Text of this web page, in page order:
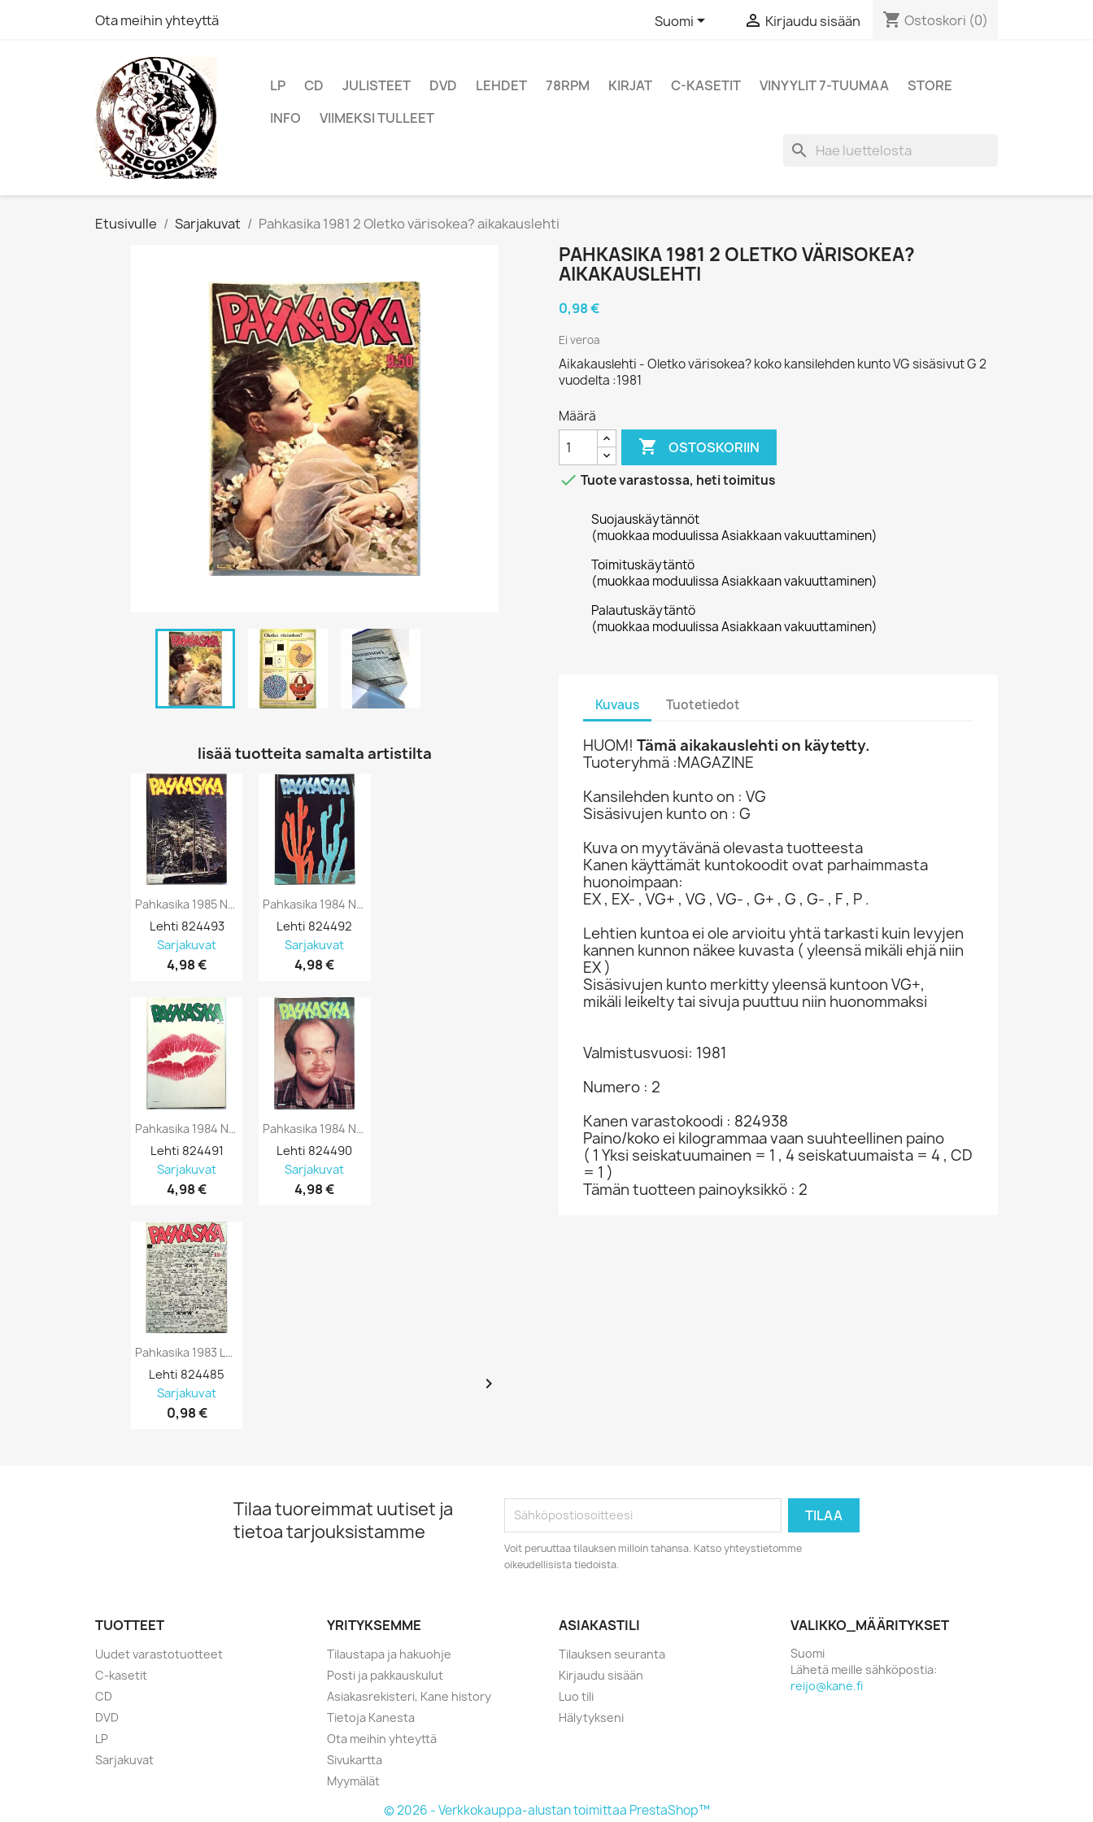
Ota meihin yhteyttä Suomi  Kirjaudu sisään shopping_cart Ostoskori (0)
LP CD JULISTEET DVD LEHDET 78RPM KIRJAT C-KASETIT VINYYLIT 7-TUUMAA
STORE
INFO
VIIMEKSI TULLEET
search
Etusivulle Sarjakuvat Pahkasika 1981 2 Oletko värisokea? aikakauslehti
lisää tuotteita samalta artistilta
Pahkasika 1985 No 1 Lehti 21 Uusi Kartano...
Lehti 824493
Sarjakuvat
4,98 €
Pahkasika 1984 No 3 Lehti 19 Suuri...
Lehti 824491
Sarjakuvat
4,98 €
Pahkasika 1983 Lehti 13 Tee Mitä Teet -...
Lehti 824485
Sarjakuvat
0,98 €
Pahkasika 1984 No 4 Lehti 20 Suuri...
Lehti 824492
Sarjakuvat
4,98 €
Pahkasika 1984 No 2 Lehti 18 Suuri...
Lehti 824490
Sarjakuvat
4,98 €
 
PAHKASIKA 1981 2 OLETKO VÄRISOKEA?
AIKAKAUSLEHTI
0,98 €
Ei veroa
Aikakauslehti - Oletko värisokea? koko kansilehden kunto VG sisäsivut G 2
vuodelta :1981
Määrä
 OSTOSKORIIN
 Tuote varastossa, heti toimitus
Suojauskäytännöt
(muokkaa moduulissa Asiakkaan vakuuttaminen)
Toimituskäytäntö
(muokkaa moduulissa Asiakkaan vakuuttaminen)
Palautuskäytäntö
(muokkaa moduulissa Asiakkaan vakuuttaminen)
Kuvaus Tuotetiedot
HUOM! Tämä aikakauslehti on käytetty.
Tuoteryhmä :MAGAZINE
Kansilehden kunto on : VG
Sisäsivujen kunto on : G
Kuva on myytävänä olevasta tuotteesta
Kanen käyttämät kuntokoodit ovat parhaimmasta
huonoimpaan:
EX , EX- , VG+ , VG , VG- , G+ , G , G- , F , P .
Lehtien kuntoa ei ole arvioitu yhtä tarkasti kuin levyjen
kannen kunnon näkee kuvasta ( yleensä mikäli ehjä niin
EX )
Sisäsivujen kunto merkitty yleensä kuntoon VG+,
mikäli leikelty tai sivuja puuttuu niin huonommaksi
Valmistusvuosi: 1981
Numero : 2
Kanen varastokoodi : 824938
Paino/koko ei kilogrammaa vaan suuhteellinen paino
( 1 Yksi seiskatuumainen = 1 , 4 seiskatuumaista = 4 , CD
= 1 )
Tämän tuotteen painoyksikkö : 2
Tilaa tuoreimmat uutiset ja
tietoa tarjouksistamme
Voit peruuttaa tilauksen milloin tahansa. Katso yhteystietomme
oikeudellisista tiedoista.
TUOTTEET
Uudet varastotuotteet
C-kasetit
CD
DVD
LP
Sarjakuvat
YRITYKSEMME
Tilaustapa ja hakuohje
Posti ja pakkauskulut
Asiakasrekisteri, Kane history
Tietoja Kanesta
Ota meihin yhteyttä
Sivukartta
Myymälät
ASIAKASTILI
Tilauksen seuranta
Kirjaudu sisään
Luo tili
Hälytykseni
VALIKKO_MÄÄRITYKSET
Suomi
Lähetä meille sähköpostia:
reijo@kane.fi
© 2026 - Verkkokauppa-alustan toimittaa PrestaShop™